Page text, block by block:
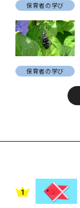
保育者の学び
保育者の学び
1